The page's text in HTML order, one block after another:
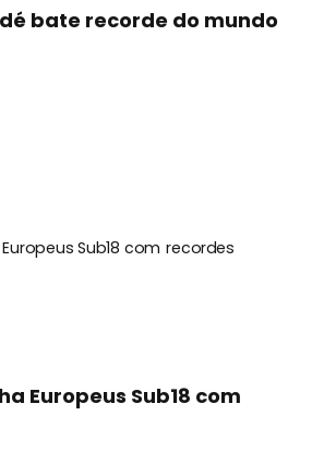
bate recorde do mundo
Europeus Sub18 com